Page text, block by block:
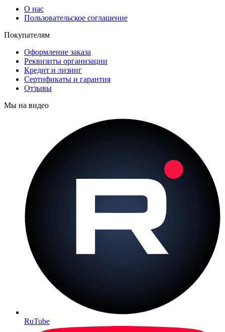
О нас
Пользовательское соглашение
Покупателям
Оформление заказа
Реквизиты организации
Кредит и лизинг
Сертификаты и гарантия
Отзывы
Мы на видео
RuTube